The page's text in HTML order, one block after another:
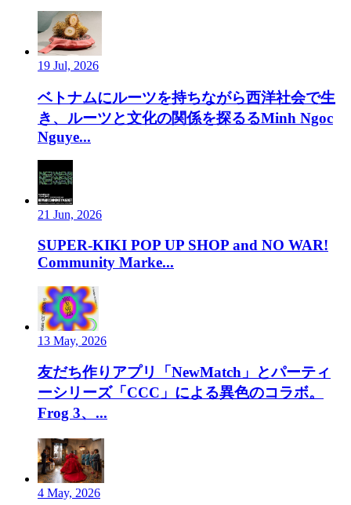
19 Jul, 2026
ベトナムにルーツを持ちながら西洋社会で生
き、ルーツと文化の関係を探るるMinh Ngoc
Nguye...
21 Jun, 2026
SUPER-KIKI POP UP SHOP and NO WAR!
Community Marke...
13 May, 2026
友だち作りアプリ「NewMatch」とパーティ
ーシリーズ「CCC」による異色のコラボ。
Frog 3、...
4 May, 2026